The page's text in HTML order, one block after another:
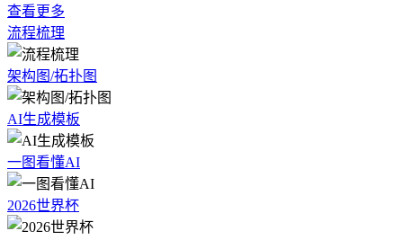
查看更多
流程梳理
架构图/拓扑图
AI生成模板
一图看懂AI
2026世界杯